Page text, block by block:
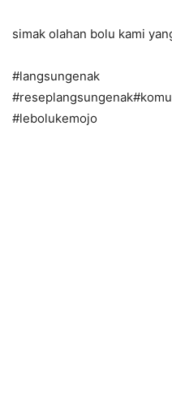
simak olahan bolu kami
#langsungenak
#lebolukemojo